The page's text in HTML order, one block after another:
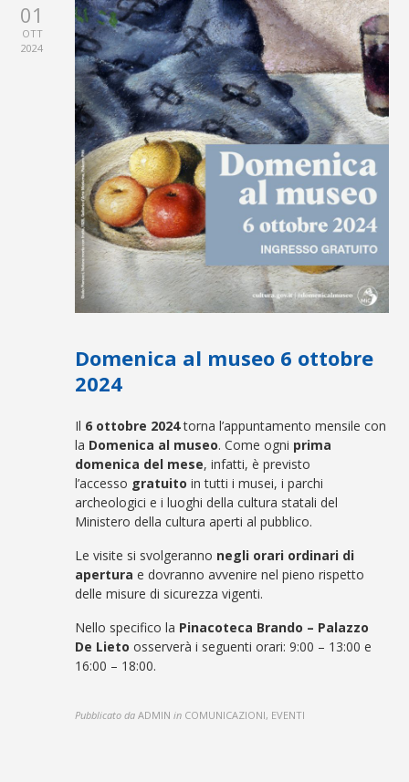
01
OTT
2024
Domenica al museo 6 ottobre
2024
Il 6 ottobre 2024torna l’appuntamento mensile con
la Domenica al museo. Come ogni prima
domenica del mese, infatti, è previsto
l’accesso gratuitoin tutti i musei, i parchi
archeologici e i luoghi della cultura statali del
Ministero della cultura aperti al pubblico.
Le visite si svolgeranno negli orari ordinari di
apertura e dovranno avvenire nel pieno rispetto
delle misure di sicurezza vigenti.
Nello specifico la Pinacoteca Brando – Palazzo
De Lieto osserverà i seguenti orari: 9:00 – 13:00 e
16:00 – 18:00.
Pubblicato da ADMIN in COMUNICAZIONI, EVENTI